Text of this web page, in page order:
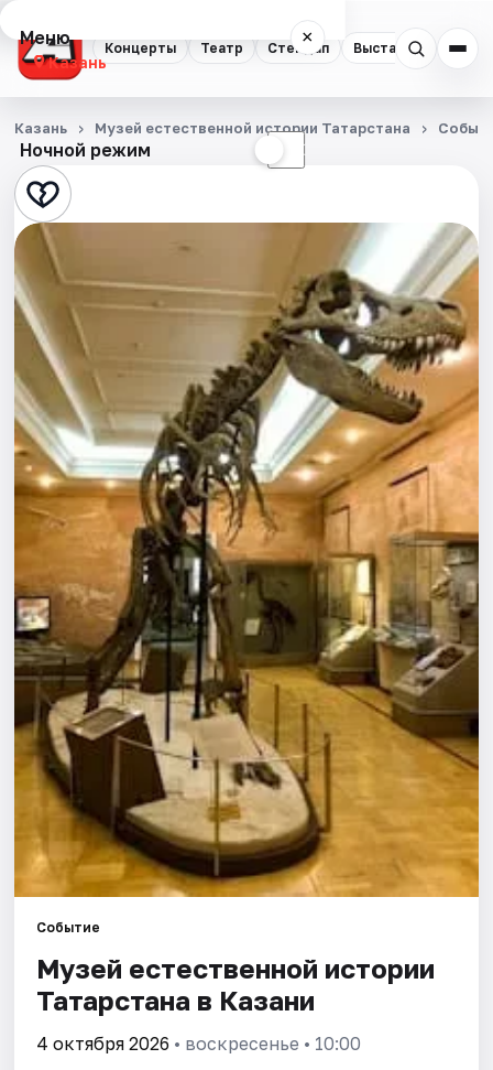
Концерты Театр Стендап Выставки
Меню ×
Казань
Концерты
Театр
Стендап
Выставки
Квесты
Экскурсии
Спорт
События
Города
Площадки
Артисты
Рейтинги
Ночной режим ☾
Казань Музей естественной истории Татарстана
Событие
Музей естественной истории
Татарстана в Казани
4 октября 2026 • воскресенье • 10:00